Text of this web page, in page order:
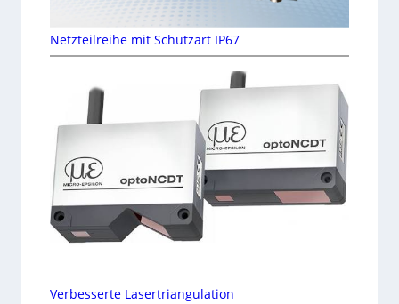
Netzteilreihe mit Schutzart IP67
Verbesserte Lasertriangulation